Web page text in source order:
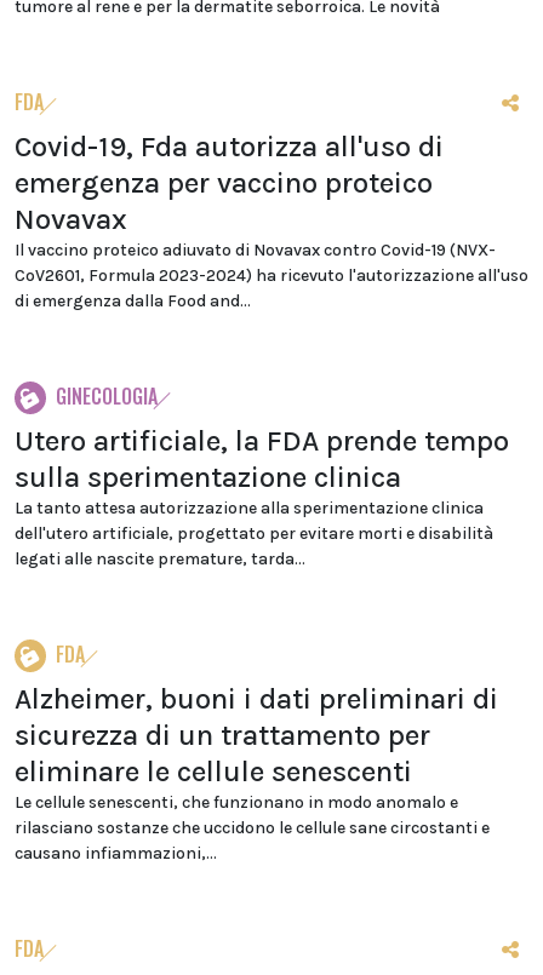
tumore al rene e per la dermatite seborroica. Le novità
FDA
Covid-19, Fda autorizza all'uso di
emergenza per vaccino proteico
Novavax
Il vaccino proteico adiuvato di Novavax contro Covid-19 (NVX-
CoV2601, Formula 2023-2024) ha ricevuto l'autorizzazione all'uso
di emergenza dalla Food and...
GINECOLOGIA
Utero artificiale, la FDA prende tempo
sulla sperimentazione clinica
La tanto attesa autorizzazione alla sperimentazione clinica
dell'utero artificiale, progettato per evitare morti e disabilità
legati alle nascite premature, tarda...
FDA
Alzheimer, buoni i dati preliminari di
sicurezza di un trattamento per
eliminare le cellule senescenti
Le cellule senescenti, che funzionano in modo anomalo e
rilasciano sostanze che uccidono le cellule sane circostanti e
causano infiammazioni,...
FDA